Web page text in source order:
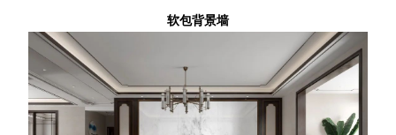
软包背景墙